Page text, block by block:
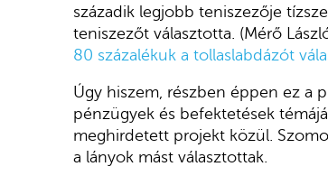
századik legjobb teniszezője
teniszezőt választotta. (Mérő
80 százalékuk a tollaslabdázót
Úgy hiszem, részben éppen ez a
pénzügyek és befektetések
meghirdetett projekt közül.
a lányok mást választottak.